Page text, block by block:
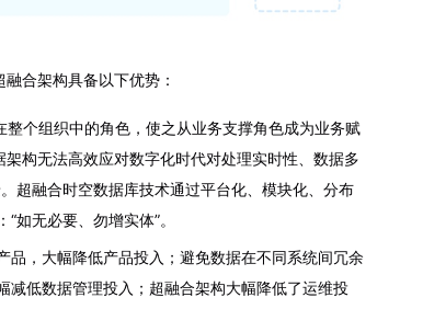
合架构具备以下优势：
个组织中的角色，使之从业务支撑角色成为业务赋
构无法高效应对数字化时代对处理实时性、数据多
超融合时空数据库技术通过平台化、模块化、分布
如无必要、勿增实体”。
品，大幅降低产品投入；避免数据在不同系统间冗余
低数据管理投入；超融合架构大幅降低了运维投